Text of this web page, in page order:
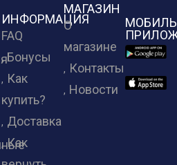
ИНФОРМАЦИЯ
FAQ
Бонусы
Как
купить?
Доставка
Как
МАГАЗИН
О
магазине
Контакты
Новости